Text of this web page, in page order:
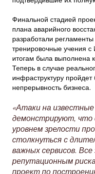
Финальной стадией
плана аварийного
разработали
тренировочные учения
итогам была выполнена
Теперь в случае
инфраструктуру
непрерывность бизнеса.
«Атаки на
демонстрируют, что
уровнем зрелости
столкнуться с
важных сервисов.
репутационным
проект по